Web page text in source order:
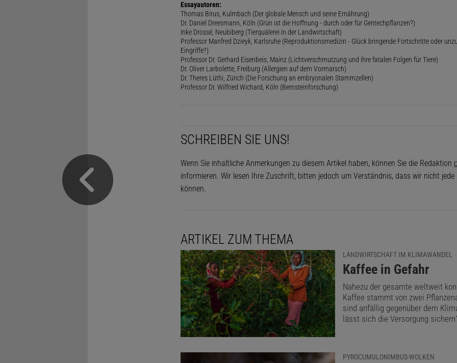
Essayautoren:
Thomas Birus, Kulmbach (Der globale Mensch und seine Ernährung)
Dr. Daniel Dreesmann, Köln (Grün ist die Hoffnung - durch oder für Gentechpflanzen?)
Inke Drossé, Neubiberg (Tierquälerei in der Landwirtschaft)
Professor Manfred Dzieyk, Karlsruhe (Reproduktionsmedizin - Glück bringende Fortschritte oder
Eingriffe?)
Professor Dr. Gerhard Eisenbeis, Mainz (Lichtverschmutzung und ihre fatalen Folgen für Tiere)
Dr. Oliver Larbolette, Freiburg (Allergien auf dem Vormarsch)
Dr. Theres Lüthi, Zürich (Die Forschung an embryonalen Stammzellen)
Professor Dr. Wilfried Wichard, Köln (Bernsteinforschung)
SCHREIBEN SIE UNS!
Wenn Sie inhaltliche Anmerkungen zu diesem Artikel haben, können Sie die Redaktion
informieren. Wir lesen Ihre Zuschrift, bitten jedoch um Verständnis, dass wir nicht
können.
ARTIKEL ZUM THEMA
LANDWIRTSCHAFT IM KLIMAWANDEL
:
Kaffee in Gefahr
Nahezu der gesamte weltweit
Kaffee stammt von zwei
sind anfällig gegenüber dem
lässt sich die Versorgung
PYROCUMULONIMBUS-WOLKEN